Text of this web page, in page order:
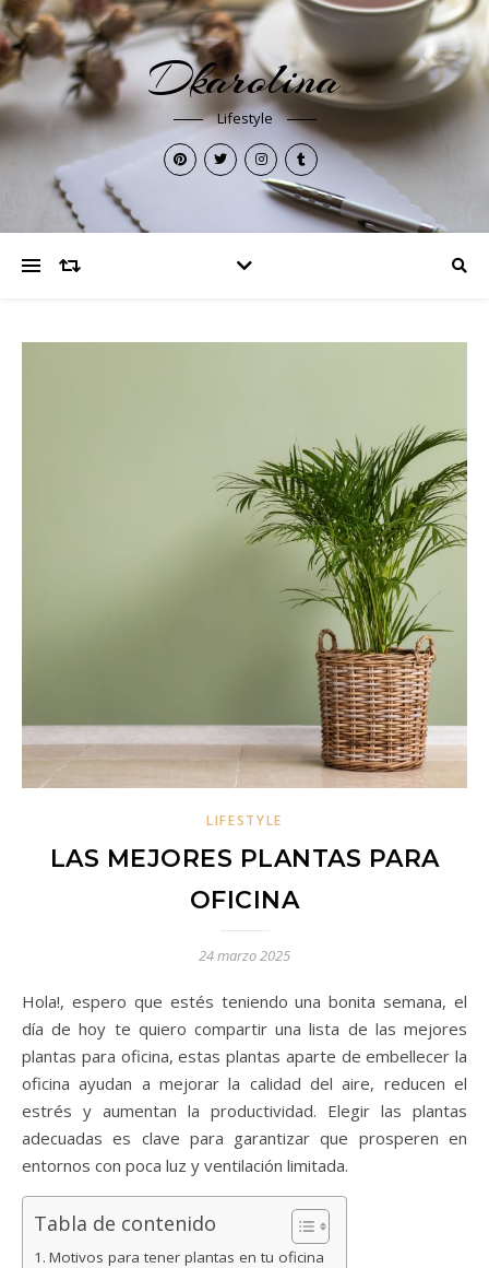
Dkarolina
Lifestyle
LIFESTYLE
LAS MEJORES PLANTAS PARA
OFICINA
24 marzo 2025
Hola!, espero que estés teniendo una bonita semana, el
día de hoy te quiero compartir una lista de las mejores
plantas para oficina, estas plantas aparte de embellecer la
oficina ayudan a mejorar la calidad del aire, reducen el
estrés y aumentan la productividad. Elegir las plantas
adecuadas es clave para garantizar que prosperen en
entornos con poca luz y ventilación limitada.
Tabla de contenido
Motivos para tener plantas en tu oficina